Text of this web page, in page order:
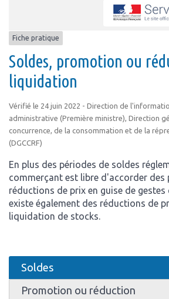
Fiche pratique
Soldes, promotion ou
liquidation
Vérifié le 24 juin 2022 - Direction de
administrative (Première ministre), Direction
concurrence, de la consommation et de la
(DGCCRF)
En plus des périodes de soldes
commerçant est libre d'accorder
réductions de prix en guise de gestes
existe également des réductions de
liquidation de stocks.
Soldes
Promotion ou réduction